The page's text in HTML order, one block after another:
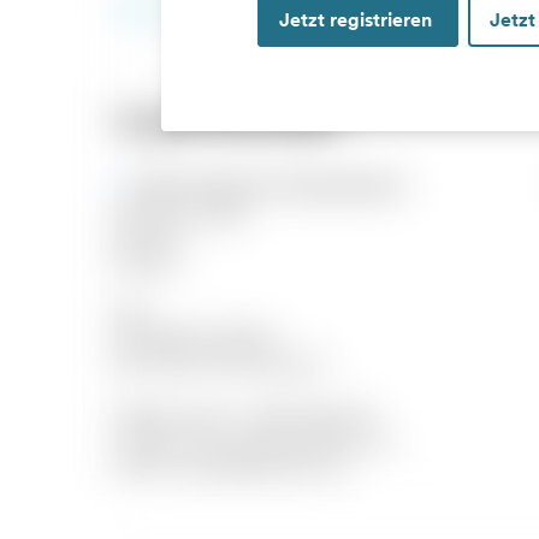
Jetzt registrieren Jetzt